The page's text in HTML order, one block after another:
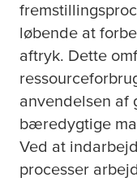
løbende at
aftryk. Dette
anvendelsen af
bæredygtige
Ved at
processer